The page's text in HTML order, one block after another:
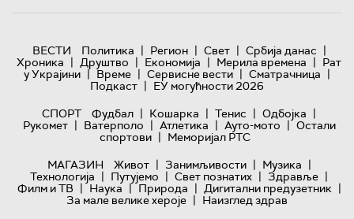
ВЕСТИ Политика | Регион | Свет | Србија данас |
Хроника | Друштво | Економија | Мерила времена | Рат
у Украјини | Време | Сервисне вести | Сматрачница |
Подкаст | ЕУ могућности 2026
СПОРТ
Фудбал | Кошарка | Тенис | Одбојка |
Рукомет | Ватерполо | Атлетика | Ауто-мото | Остали
спортови | Меморијал РТС
МАГАЗИН
Живот | Занимљивости | Музика |
Технологијa | Путујемо | Свет познатих | Здравље |
Филм и ТВ | Наука | Природа | Дигитални предузетник |
За мале велике хероје | Наизглед здрав